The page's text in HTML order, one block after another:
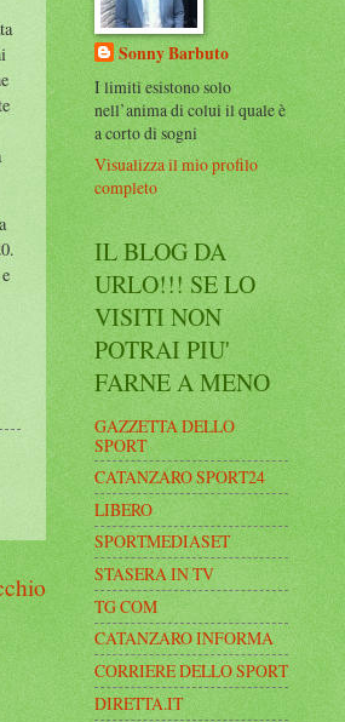
Sonny Barbuto
I limiti esistono solo
nell’anima di colui il quale è
a corto di sogni
Visualizza il mio profilo
completo
IL BLOG DA
URLO!!! SE LO
VISITI NON
POTRAI PIU'
FARNE A MENO
GAZZETTA DELLO
SPORT
CATANZARO SPORT24
LIBERO
SPORTMEDIASET
STASERA IN TV
TG COM
CATANZARO INFORMA
CORRIERE DELLO SPORT
DIRETTA.IT